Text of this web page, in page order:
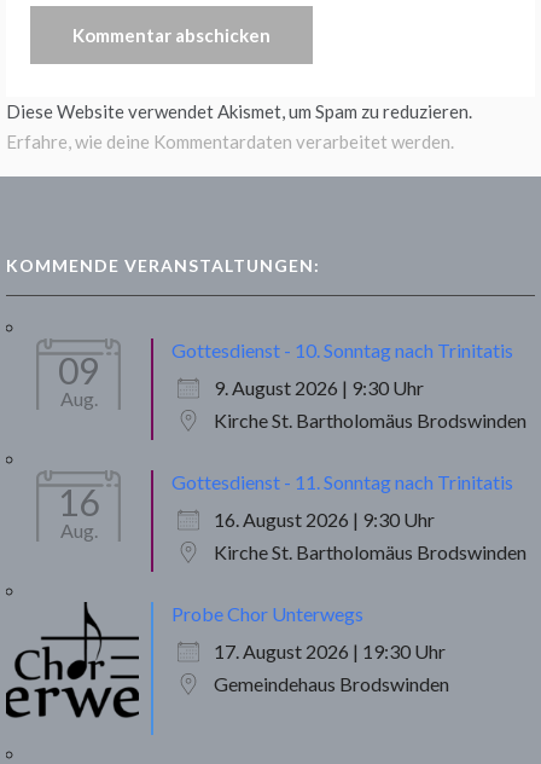
Diese Website verwendet Akismet, um Spam zu reduzieren.
Erfahre, wie deine Kommentardaten verarbeitet werden.
KOMMENDE VERANSTALTUNGEN:
09
Aug.
Gottesdienst - 10. Sonntag nach Trinitatis
9. August 2026 | 9:30 Uhr
Kirche St. Bartholomäus Brodswinden
16
Aug.
Gottesdienst - 11. Sonntag nach Trinitatis
16. August 2026 | 9:30 Uhr
Kirche St. Bartholomäus Brodswinden
Probe Chor Unterwegs
17. August 2026 | 19:30 Uhr
Gemeindehaus Brodswinden